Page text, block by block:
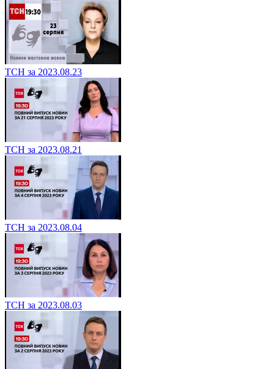
ТСН за 2023.08.23
ТСН за 2023.08.21
ТСН за 2023.08.04
ТСН за 2023.08.03